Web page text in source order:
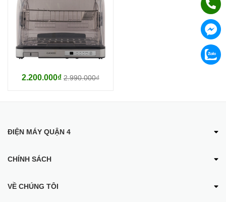
2.200.000₫2.990.000₫
ĐIỆN MÁY QUẬN 4
CHÍNH SÁCH
VỀ CHÚNG TÔI